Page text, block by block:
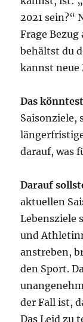
2021 sein?“
Frage
behältst du
kannst
Das
Saisonziele,
darauf, was
Darauf
aktuellen
Lebensziele
und
anstreben,
den Sport.
der Fall ist,
Das Leid zu